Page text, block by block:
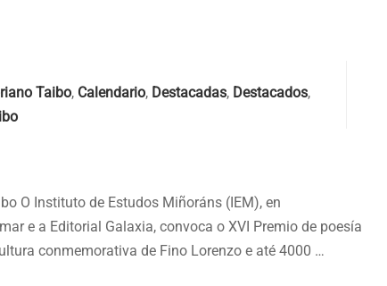
Taibo, Calendario, Destacadas, Destacados,
O Instituto de Estudos Miñoráns (IEM), en
e a Editorial Galaxia, convoca o XVI Premio de poesía
conmemorativa de Fino Lorenzo e até 4000 …